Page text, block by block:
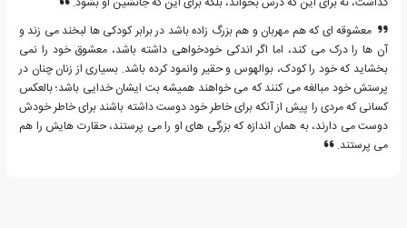
معشوقه ای که هم مهربان و هم بزرگ زاده باشد در برابر کودکی ها لبخند می زند و
آن ها را درک می کند، اما اگر اندکی خودخواهی داشته باشد، معشوق خود را نمی
بخشاید که خود را کودک، بوالهوس و حقیر وانمود کرده باشد. بسیاری از زنان چنان در
پرستش خود مبالغه می کنند که می خواهند همیشه بت ایشان خدایی باشد؛ بالعکس
کسانی که مردی را پیش از آنکه برای خاطر خود دوست داشته باشند برای خاطر خودش
دوست می دارند، به همان اندازه که بزرگی های او را می پرستند، حقارت هایش را هم
می پرستند.